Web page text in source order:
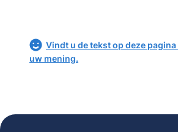
Vindt u de tekst op deze
uw mening.